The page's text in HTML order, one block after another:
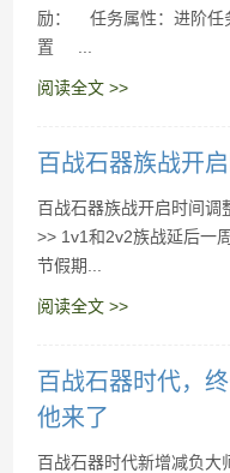
励： 任务属性：进阶任
置 ...
阅读全文 >>
百战石器族战开
百战石器族战开启时间调
>> 1v1和2v2族战延后一
节假期...
阅读全文 >>
百战石器时代，
他来了
百战石器时代新增减负